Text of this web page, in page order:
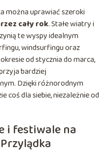
można uprawiać szeroki
cały rok. Stałe wiatry i
te wyspy idealnym
windsurfingu oraz
od stycznia do marca,
bardziej
Dzięki różnorodnym
coś dla siebie, niezależnie od
i festiwale na